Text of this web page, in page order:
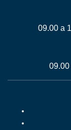
09.00 a
09.00